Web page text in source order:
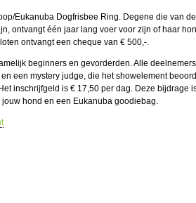
Eukanuba Dogfrisbee Ring. Degene die van
ontvangt één jaar lang voer voor zijn of haar
ontvangt een cheque van € 500,-.
beginners en gevorderden. Alle
een mystery judge, die het showelement
inschrijfgeld is € 17,50 per dag. Deze bijdrage
hond en een Eukanuba goodiebag.